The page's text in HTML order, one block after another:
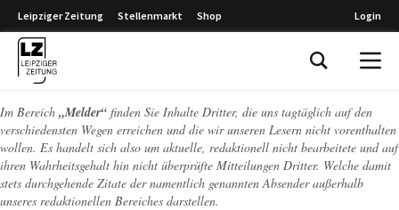
Leipziger Zeitung Stellenmarkt Shop Login
Im Bereich „Melder“ finden Sie Inhalte Dritter, die uns tagtäglich auf den
verschiedensten Wegen erreichen und die wir unseren Lesern nicht vorenthalten
wollen. Es handelt sich also um aktuelle, redaktionell nicht bearbeitete und auf
ihren Wahrheitsgehalt hin nicht überprüfte Mitteilungen Dritter. Welche damit
stets durchgehende Zitate der namentlich genannten Absender außerhalb
unseres redaktionellen Bereiches darstellen.